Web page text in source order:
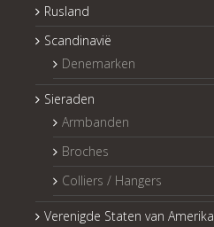
Rusland
Scandinavië
Denemarken
Sieraden
Armbanden
Broches
Colliers / Hangers
Verenigde Staten van Amerika